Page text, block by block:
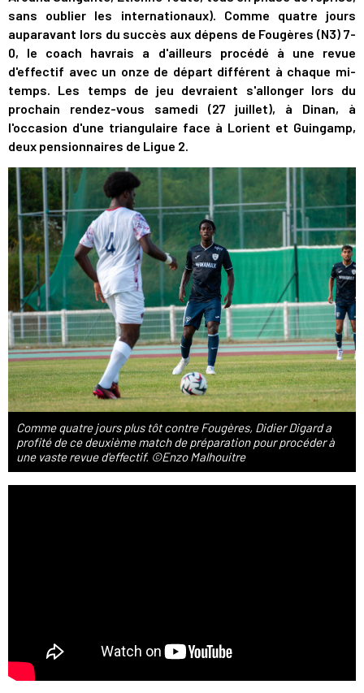
sans oublier les internationaux). Comme quatre jours
auparavant lors du succès aux dépens de Fougères (N3) 7-
0, le coach havrais a d'ailleurs procédé à une revue
d'effectif avec un onze de départ différent à chaque mi-
temps. Les temps de jeu devraient s'allonger lors du
prochain rendez-vous samedi (27 juillet), à Dinan, à
l'occasion d'une triangulaire face à Lorient et Guingamp,
deux pensionnaires de Ligue 2.
Comme quatre jours plus tôt contre Fougères, Didier Digard a
profité de ce deuxième match de préparation pour procéder à
une vaste revue d'effectif. ©Enzo Malhouitre